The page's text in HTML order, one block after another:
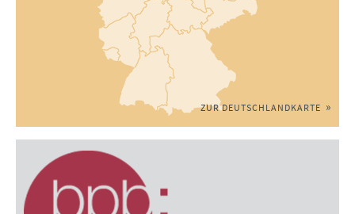
ZUR DEUTSCHLANDKARTE